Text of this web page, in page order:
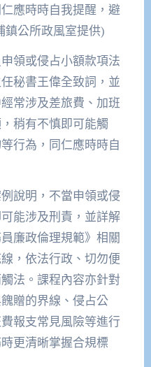
應時時自我提醒，避
鎮公所政風室提供)
領或侵占小額款項法
秘書王偉全致詞，並
常涉及差旅費、加班
稍有不慎即可能觸
行為，同仁應時時自
說明，不當申領或侵
能涉及刑責，並詳解
廉政倫理規範》相關
，依法行政、切勿便
法。課程內容亦針對
贈的界線、侵占公
報支常見風險等進行
更清晰掌握合規標